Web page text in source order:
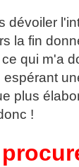
dévoiler
la fin
qui m'a
plus
!